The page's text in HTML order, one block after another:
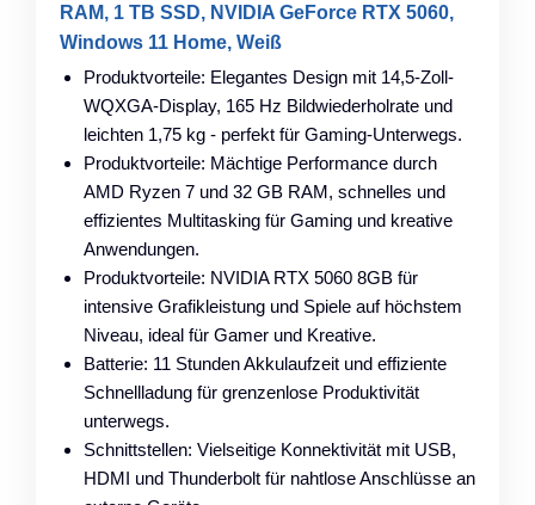
RAM, 1 TB SSD, NVIDIA GeForce RTX 5060,
Windows 11 Home, Weiß
Produktvorteile: Elegantes Design mit 14,5-Zoll-
WQXGA-Display, 165 Hz Bildwiederholrate und
leichten 1,75 kg - perfekt für Gaming-Unterwegs.
Produktvorteile: Mächtige Performance durch
AMD Ryzen 7 und 32 GB RAM, schnelles und
effizientes Multitasking für Gaming und kreative
Anwendungen.
Produktvorteile: NVIDIA RTX 5060 8GB für
intensive Grafikleistung und Spiele auf höchstem
Niveau, ideal für Gamer und Kreative.
Batterie: 11 Stunden Akkulaufzeit und effiziente
Schnellladung für grenzenlose Produktivität
unterwegs.
Schnittstellen: Vielseitige Konnektivität mit USB,
HDMI und Thunderbolt für nahtlose Anschlüsse an